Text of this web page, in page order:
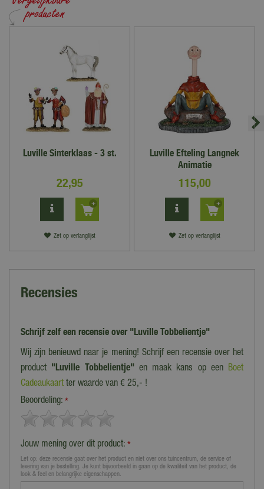
Luville Sinterklaas - 3 st.
22,95
Zet op verlanglijst
Luville Efteling Langnek
Animatie
115,00
Zet op verlanglijst
Recensies
Schrijf zelf een recensie over "Luville Tobbelientje"
Wij zijn benieuwd naar je mening! Schrijf een recensie over het
product "Luville Tobbelientje"en maak kans op een Boet
Cadeaukaart ter waarde van € 25,- !
Beoordeling: *
Jouw mening over dit product: *
Let op: deze recensie gaat over het product en niet over ons tuincentrum, de service of
levering van je bestelling. Je kunt bijvoorbeeld in gaan op de kwaliteit van het product, de
look & feel en belangrijke eigenschappen.